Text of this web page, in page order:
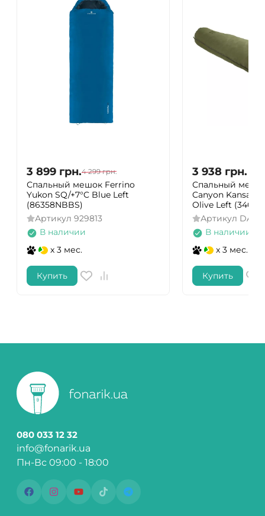
3 899 грн.4 299 грн.
Спальный мешок Ferrino
Yukon SQ/+7°C Blue Left
(86358NBBS)
Артикул 929813
В наличии
x 3 мес.
Купить
3 938 грн.
Спальный
Canyon Kansas
Olive Left
Артикул
В наличии
x 3 мес.
Купить
080 033 12 32
info@fonarik.ua
Пн-Вс 09:00 - 18:00